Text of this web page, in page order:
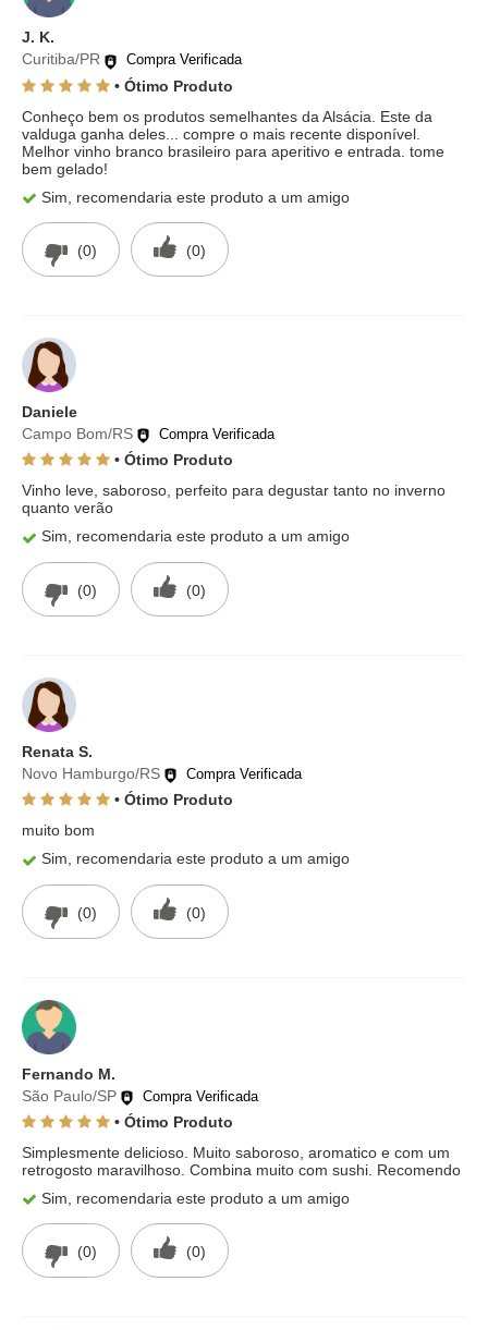
J. K.
Curitiba/PR
Compra Verificada
• Ótimo Produto
Conheço bem os produtos semelhantes da Alsácia. Este da
valduga ganha deles... compre o mais recente disponível.
Melhor vinho branco brasileiro para aperitivo e entrada. tome
bem gelado!
Sim, recomendaria este produto a um amigo
(0) (0)
Daniele
Campo Bom/RS
Compra Verificada
• Ótimo Produto
Vinho leve, saboroso, perfeito para degustar tanto no inverno
quanto verão
Sim, recomendaria este produto a um amigo
(0) (0)
Renata S.
Novo Hamburgo/RS
Compra Verificada
• Ótimo Produto
muito bom
Sim, recomendaria este produto a um amigo
(0) (0)
Fernando M.
São Paulo/SP
Compra Verificada
• Ótimo Produto
Simplesmente delicioso. Muito saboroso, aromatico e com um
retrogosto maravilhoso. Combina muito com sushi. Recomendo
Sim, recomendaria este produto a um amigo
(0) (0)